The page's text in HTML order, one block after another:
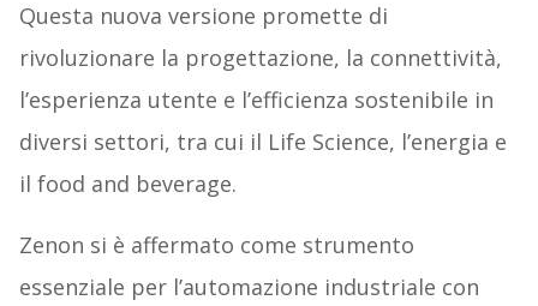
Questa nuova versione promette di
rivoluzionare la progettazione, la connettività,
l’esperienza utente e l’efficienza sostenibile in
diversi settori, tra cui il Life Science, l’energia e
il food and beverage.
Zenon si è affermato come strumento
essenziale per l’automazione industriale con